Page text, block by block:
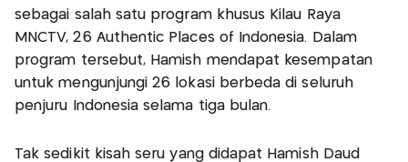
sebagai salah satu program khusus Kilau Raya
MNCTV, 26 Authentic Places of Indonesia. Dalam
program tersebut, Hamish mendapat kesempatan
untuk mengunjungi 26 lokasi berbeda di seluruh
penjuru Indonesia selama tiga bulan.
Tak sedikit kisah seru yang didapat Hamish Daud